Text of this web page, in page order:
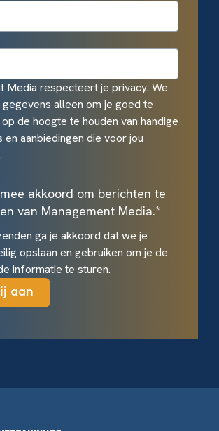
Media respecteert je privacy. We
alleen om je goed te
de hoogte te houden van handige
en aanbiedingen die voor jou
akkoord om berichten te
van Management Media.*
ga je akkoord dat we je
opslaan en gebruiken om je de
informatie te sturen.